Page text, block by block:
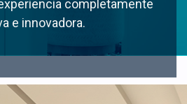
completamente
e innovadora.